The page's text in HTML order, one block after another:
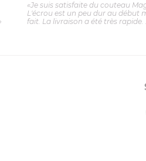
«Je suis satisfaite du couteau
L'écrou est un peu dur au début
fait. La livraison a été très rapide.